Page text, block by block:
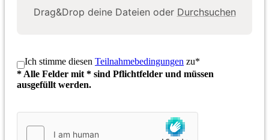
Drag&Drop deine Dateien oder Durchsuchen
Ich stimme diesen Teilnahmebedingungen zu*
* Alle Felder mit * sind Pflichtfelder und müssen
ausgefüllt werden.